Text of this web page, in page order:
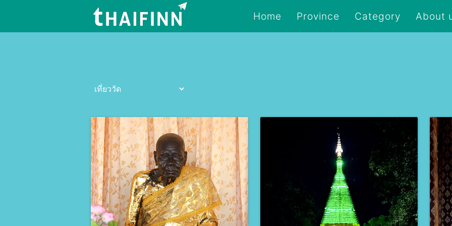
Home Province Category About